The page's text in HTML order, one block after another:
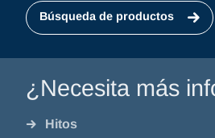
Búsqueda de productos
¿Necesita más
Hitos